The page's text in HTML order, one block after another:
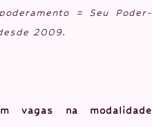
= Seu Poder-
2009.
vagas na modalidade